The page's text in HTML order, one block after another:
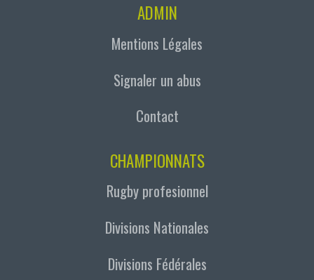
ADMIN
Mentions Légales
Signaler un abus
Contact
CHAMPIONNATS
Rugby profesionnel
Divisions Nationales
Divisions Fédérales